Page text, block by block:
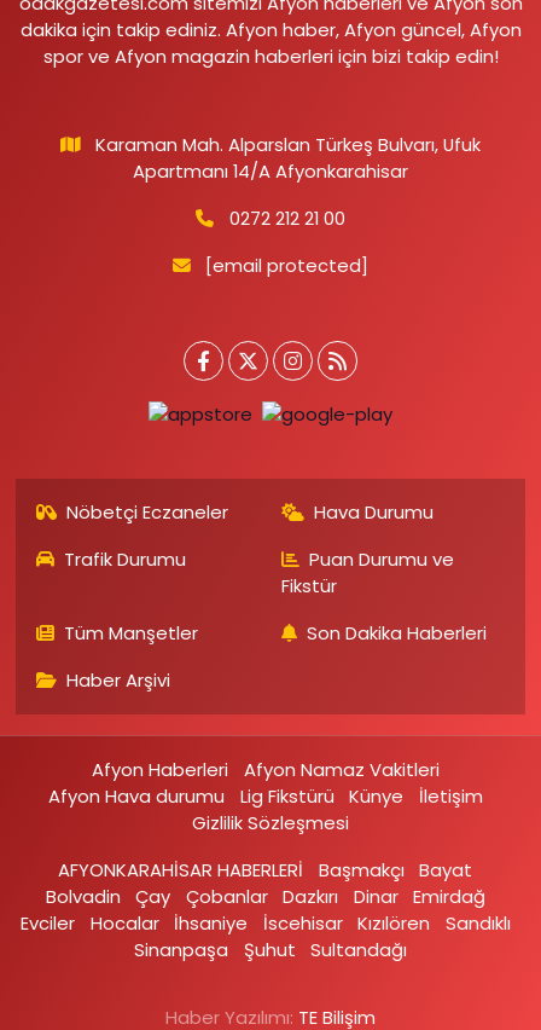
dakika için takip ediniz. Afyon haber, Afyon güncel, Afyon
spor ve Afyon magazin haberleri için bizi takip edin!
Karaman Mah. Alparslan Türkeş Bulvarı, Ufuk
Apartmanı 14/A Afyonkarahisar
0272 212 21 00
[email protected]
Nöbetçi Eczaneler
Hava Durumu
Trafik Durumu
Puan Durumu ve
Fikstür
Tüm Manşetler
Son Dakika Haberleri
Haber Arşivi
Afyon Haberleri
Afyon Namaz Vakitleri
Afyon Hava durumu
Lig Fikstürü Künye
İletişim
Gizlilik Sözleşmesi
AFYONKARAHİSAR HABERLERİ
Başmakçı
Bayat
Bolvadin
Çay Çobanlar Dazkırı Dinar Emirdağ‎
Evciler‎
Hocalar İhsaniye‎ İscehisar Kızılören‎
Sandıklı‎
Sinanpaşa
Şuhut Sultandağı
Haber Yazılımı: TE Bilişim